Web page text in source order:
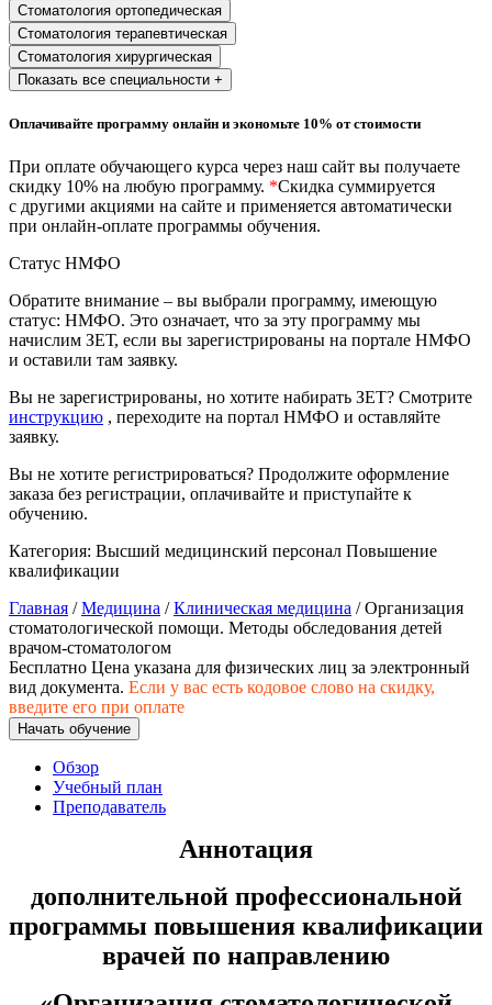
Техносферная безопасность и
природообустройство
Экологическая безопасность в
промышленности
Управление охраной труда.
Техносферная безопасность
Допуски
Экономика и управление
Управление производством
общественного питания в
Управление административно-
хозяйственной деятельностью
Техника-технологии
Прикладная геология, горное дело,
нефтегазовое дело и геодезия
Техника и технологии наземного
транспорта
Техника и технологии строительства
Ядерная энергетика и технологии
Физкультура и спорт
Сервис и туризм
Стоматология ортопедическая
Стоматология терапевтическая
Стоматология хирургическая
Показать все специальности +
Оплачивайте программу онлайн и экономьте 10% от стоимости
При оплате обучающего курса через наш сайт вы получаете
скидку 10% на любую программу. *Скидка суммируется
с другими акциями на сайте и применяется автоматически
при онлайн-оплате программы обучения.
Статус НМФО
Обратите внимание – вы выбрали программу, имеющую
статус: НМФО. Это означает, что за эту программу мы
начислим ЗЕТ, если вы зарегистрированы на портале НМФО
и оставили там заявку.
Вы не зарегистрированы, но хотите набирать ЗЕТ? Смотрите
инструкцию , переходите на портал НМФО и оставляйте
заявку.
Вы не хотите регистрироваться? Продолжите оформление
заказа без регистрации, оплачивайте и приступайте к
обучению.
Категория: Высший медицинский персонал Повышение
квалификации
Главная /Медицина /Клиническая медицина / Организация
стоматологической помощи. Методы обследования детей
врачом-стоматологом
Бесплатно Цена указана для физических лиц за электронный
вид документа. Если у вас есть кодовое слово на скидку,
введите его при оплате
Начать обучение
Обзор
Учебный план
Преподаватель
Аннотация
дополнительной профессиональной
программы повышения квалификации
врачей по направлению